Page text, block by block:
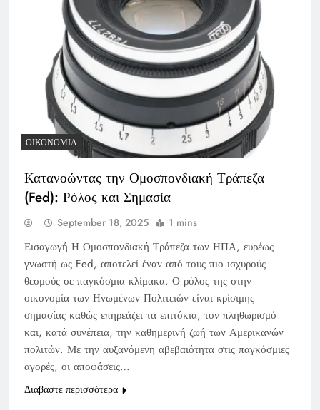
ΟΙΚΟΝΟΜΊΑ
Κατανοώντας την Ομοσπονδιακή Τράπεζα
(Fed): Ρόλος και Σημασία
September 18, 2025 1 mins
Εισαγωγή Η Ομοσπονδιακή Τράπεζα των ΗΠΑ, ευρέως
γνωστή ως Fed, αποτελεί έναν από τους πιο ισχυρούς
θεσμούς σε παγκόσμια κλίμακα. Ο ρόλος της στην
οικονομία των Ηνωμένων Πολιτειών είναι κρίσιμης
σημασίας καθώς επηρεάζει τα επιτόκια, τον πληθωρισμό
και, κατά συνέπεια, την καθημερινή ζωή των Αμερικανών
πολιτών. Με την αυξανόμενη αβεβαιότητα στις παγκόσμιες
αγορές, οι αποφάσεις…
Διαβάστε περισσότερα